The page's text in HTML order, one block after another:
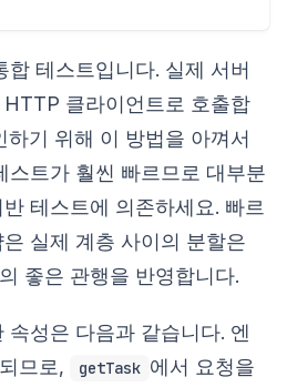
합 테스트입니다. 실제 서버
클라이언트로 호출합
하기 위해 이 방법을 아껴서
스트가 훨씬 빠르므로 대부분
테스트에 의존하세요. 빠르
실제 계층 사이의 분할은
좋은 관행을 반영합니다.
속성은 다음과 같습니다. 엔
므로,
getTask 에서 요청을